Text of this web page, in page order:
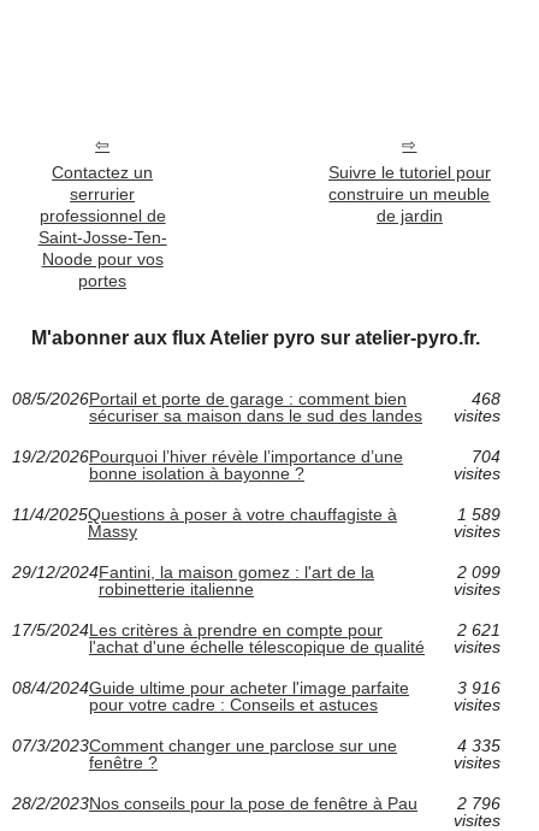
Contactez un
serrurier
professionnel de
Saint-Josse-Ten-
Noode pour vos
portes
Suivre le tutoriel pour
construire un meuble
de jardin
M'abonner aux flux Atelier pyro sur atelier-pyro.fr.
08/5/2026Portail et porte de garage : comment bien
sécuriser sa maison dans le sud des landes
468
visites
19/2/2026Pourquoi l’hiver révèle l’importance d’une
bonne isolation à bayonne ?
704
visites
11/4/2025Questions à poser à votre chauffagiste à
Massy
1 589
visites
29/12/2024Fantini, la maison gomez : l'art de la
robinetterie italienne
2 099
visites
17/5/2024Les critères à prendre en compte pour
l'achat d'une échelle télescopique de qualité
2 621
visites
08/4/2024Guide ultime pour acheter l'image parfaite
pour votre cadre : Conseils et astuces
3 916
visites
07/3/2023Comment changer une parclose sur une
fenêtre ?
4 335
visites
28/2/2023Nos conseils pour la pose de fenêtre à Pau
2 796
visites